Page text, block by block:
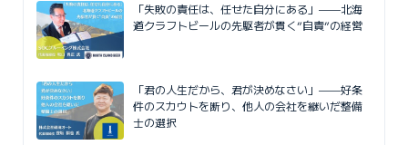
「失敗の責任は、任せた自分にある」——北海
道クラフトビールの先駆者が貫く”自責”の経営
「君の人生だから、君が決めなさい」——好条
件のスカウトを断り、他人の会社を継いだ整備
士の選択